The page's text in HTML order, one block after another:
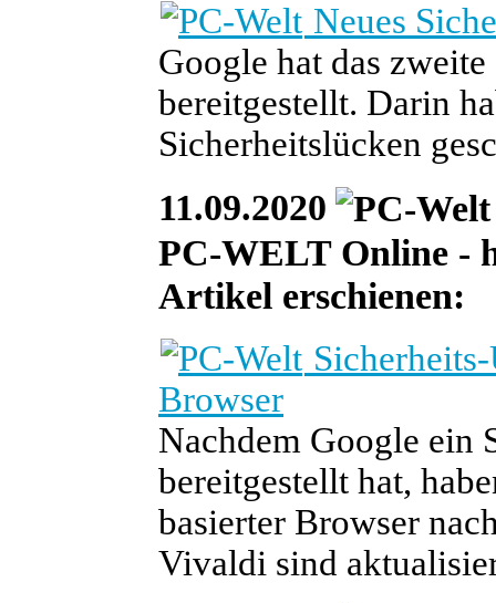
Neues
Google hat das
bereitgestellt. Darin
Sicherheitslücken
11.09.2020
PC-WELT Online -
Artikel erschienen:
Browser
Nachdem Google ein
bereitgestellt hat,
basierter Browser
Vivaldi sind